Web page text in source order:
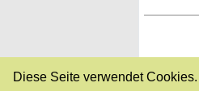
Diese Seite verwendet Cookies.